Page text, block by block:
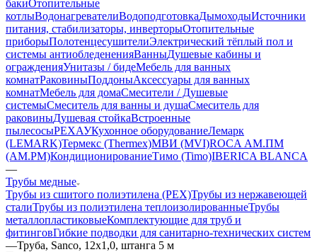
бакиОтопительные
котлыВодонагревателиВодоподготовкаДымоходыИсточники
питания, стабилизаторы, инверторыОтопительные
приборыПолотенцесушителиЭлектрический тёплый пол и
системы антиобледененияВанныДушевые кабины и
огражденияУнитазы / бидеМебель для ванных
комнатРаковиныПоддоныАксессуары для ванных
комнатМебель для домаСмесители / Душевые
системыСмеситель для ванны и душаСмеситель для
раковиныДушевая стойкаВстроенные
пылесосыРЕХАУКухонное оборудованиеЛемарк
(LEMARK)Термекс (Thermex)МВИ (MVI)ROCA АМ.ПМ
(AM.PM)КондиционированиеТимо (Timo)IBERICA BLANCA
—
Трубы медные
Трубы из сшитого полиэтилена (PEX)Трубы из нержавеющей
сталиТрубы из полиэтилена теплоизолированныеТрубы
металлопластиковыеКомплектующие для труб и
фитинговГибкие подводки для санитарно-технических систем
—Труба, Sanco, 12x1,0, штанга 5 м